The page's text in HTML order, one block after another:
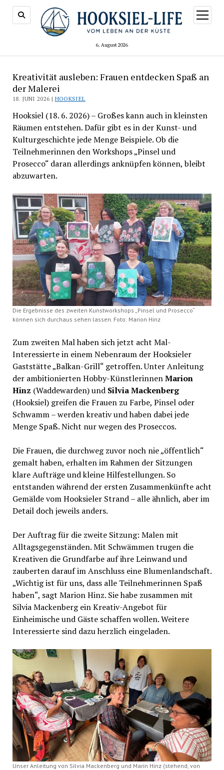
6. August 2026
Menü
öffnen
Kreativität ausleben: Frauen entdecken Spaß an
der Malerei
18. JUNI 2026 | HOOKSIEL
Hooksiel (18. 6. 2026) – Großes kann auch in kleinsten
Räumen entstehen. Dafür gibt es in der Kunst- und
Kulturgeschichte jede Menge Beispiele. Ob die
Teilnehmerinnen den Workshops „Pinsel und
Prosecco“ daran allerdings anknüpfen können, bleibt
abzuwarten.
Die Ergebnisse des zweiten Kunstworkshops „Pinsel und Prosecco“
können sich durchaus sehen lassen. Foto: Marion Hinz
Zum zweiten Mal haben sich jetzt acht Mal-
Interessierte in einem Nebenraum der Hooksieler
Gaststätte „Balkan-Grill“ getroffen. Unter Anleitung
der ambitionierten Hobby-KünstlerinnenMarion
Hinz (Waddewarden) undSilvia Mackenberg
(Hooksiel) greifen die Frauen zu Farbe, Pinsel oder
Schwamm – werden kreativ und haben dabei jede
Menge Spaß. Nicht nur wegen des Proseccos.
Die Frauen, die durchweg zuvor noch nie „öffentlich“
gemalt haben, erhalten im Rahmen der Sitzungen
klare Aufträge und kleine Hilfestellungen. So
entstanden während der ersten Zusammenkünfte acht
Gemälde vom Hooksieler Strand – alle ähnlich, aber im
Detail doch jeweils anders.
Der Auftrag für die zweite Sitzung: Malen mit
Alltagsgegenständen. Mit Schwämmen trugen die
Kreativen die Grundfarbe auf ihre Leinwand und
zauberten darauf im Anschluss eine Blumenlandschaft.
„Wichtig ist für uns, dass alle Teilnehmerinnen Spaß
haben“, sagt Marion Hinz. Sie habe zusammen mit
Silvia Mackenberg ein Kreativ-Angebot für
Einheimische und Gäste schaffen wollen. Weitere
Interessierte sind dazu herzlich eingeladen.
Unser Anleitung von Silvia Mackenberg und Marin Hinz (stehend, von